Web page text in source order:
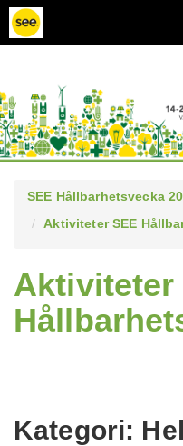
SEE Hållbarhetsvecka
Aktiviteter SEE
Aktiviteter
Kategori: